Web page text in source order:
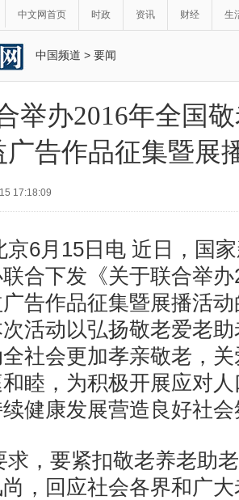
中文网首页 时政 资讯 财经 生
中国频道 > 要闻
举办2016年全国
广告作品征集暨展
17:18:09
京6月15日电 近日，国
合下发《关于联合举
告作品征集暨展播活
活动以弘扬敬老爱老
社会更加孝亲敬老，
睦，为积极开展应对
健康发展营造良好社
求，要紧扣敬老养老助
，回应社会各界和广